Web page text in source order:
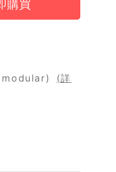
modular)
(詳